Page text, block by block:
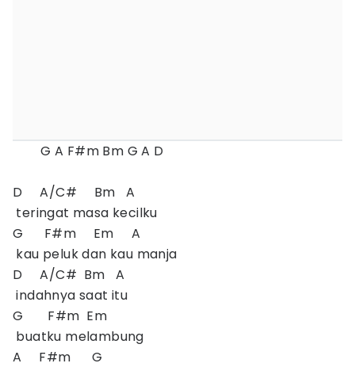
G A F#m Bm G A D
D A/C# Bm A
teringat masa kecilku
G F#m Em A
kau peluk dan kau manja
D A/C# Bm A
indahnya saat itu
G F#m Em
buatku melambung
A F#m G